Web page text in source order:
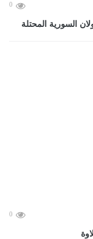
0
السورية المحتلة
0